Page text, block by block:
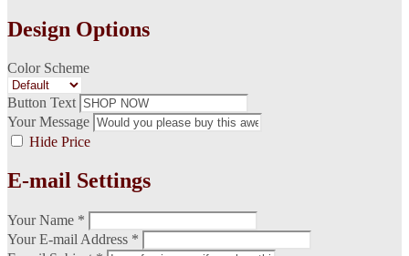
Design Options
Color Scheme
Button Text
Your Message
Hide Price
E-mail Settings
Your Name *
Your E-mail Address *